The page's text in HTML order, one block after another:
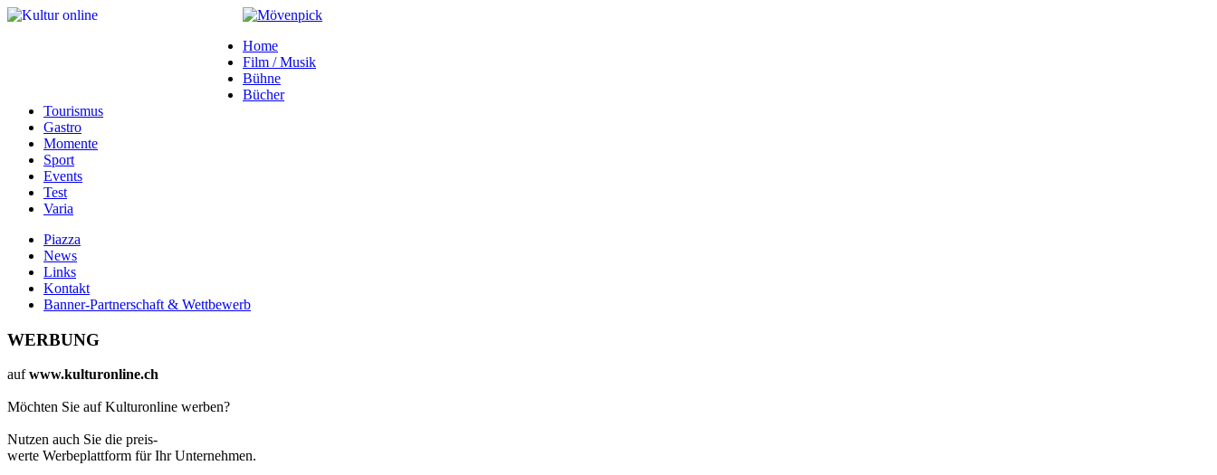
Home
Film / Musik
Bühne
Bücher
Tourismus
Gastro
Momente
Sport
Events
Test
Varia
Piazza
News
Links
Kontakt
Banner-Partnerschaft & Wettbewerb
WERBUNG
aufwww.kulturonline.ch
Möchten Sie auf Kulturonline werben?
Nutzen auch Sie die preis-
werte Werbeplattform für Ihr Unternehmen.